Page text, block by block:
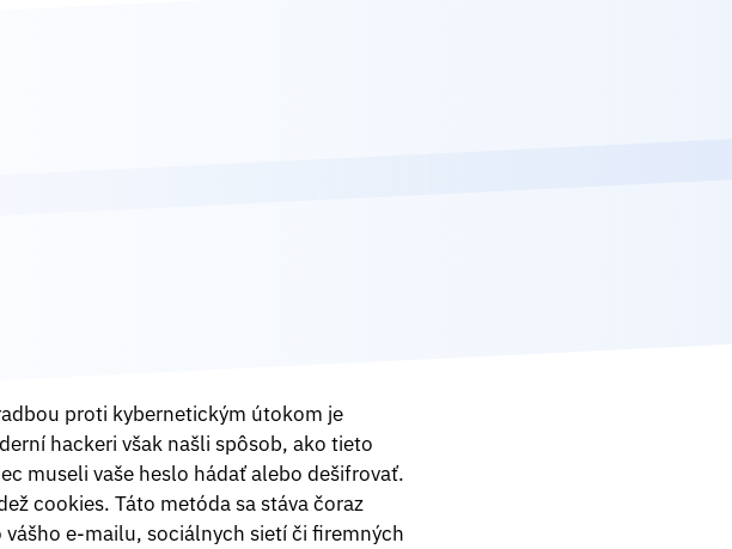
proti kybernetickým útokom je
hackeri však našli spôsob, ako tieto
museli vaše heslo hádať alebo dešifrovať.
cookies. Táto metóda sa stáva čoraz
e-mailu, sociálnych sietí či firemných